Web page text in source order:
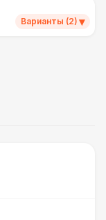
Варианты (2) ▾